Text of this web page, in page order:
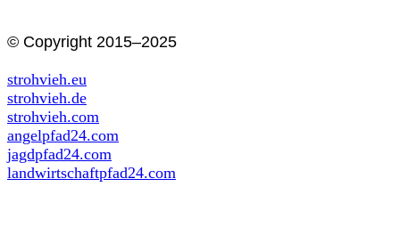
© Copyright 2015–2025
strohvieh.eu
strohvieh.de
strohvieh.com
angelpfad24.com
jagdpfad24.com
landwirtschaftpfad24.com